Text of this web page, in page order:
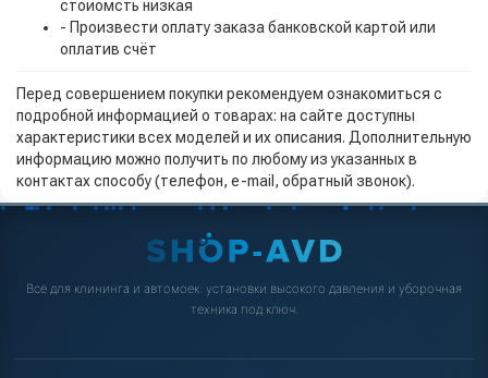
стоиомсть низкая
- Произвести оплату заказа банковской картой или
оплатив счёт
Перед совершением покупки рекомендуем ознакомиться с
подробной информацией о товарах: на сайте доступны
характеристики всех моделей и их описания. Дополнительную
информацию можно получить по любому из указанных в
контактах способу (телефон, e-mail, обратный звонок).
Всё для клининга и автомоек: установки высокого давления и уборочная
техника под ключ.